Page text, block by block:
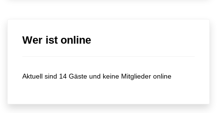
Wer ist online
Aktuell sind 14 Gäste und keine Mitglieder online